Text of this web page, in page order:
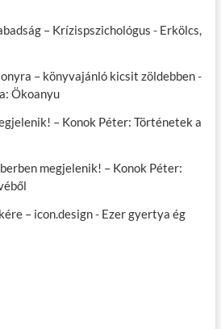
– Krízispszichológus - Erkölcs,
– könyvajánló kicsit zöldebben-
Ökoanyu
– Konok Péter: Történetek a
megjelenik! – Konok Péter:
– icon.design- Ezer gyertya ég